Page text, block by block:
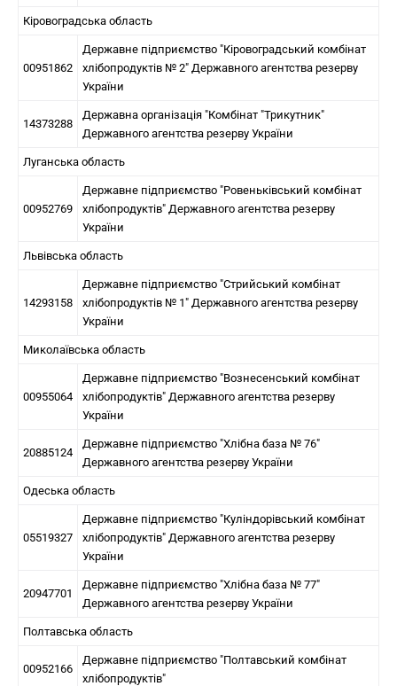
Кіровоградська область
00951862
Державне підприємство "Кіровоградський комбінат
хлібопродуктів № 2" Державного агентства резерву
України
14373288
Державна організація "Комбінат "Трикутник"
Державного агентства резерву України
Луганська область
00952769
Державне підприємство "Ровеньківський комбінат
хлібопродуктів" Державного агентства резерву
України
Львівська область
14293158
Державне підприємство "Стрийський комбінат
хлібопродуктів № 1" Державного агентства резерву
України
Миколаївська область
00955064
Державне підприємство "Вознесенський комбінат
хлібопродуктів" Державного агентства резерву
України
20885124
Державне підприємство "Хлібна база № 76"
Державного агентства резерву України
Одеська область
05519327
Державне підприємство "Куліндорівський комбінат
хлібопродуктів" Державного агентства резерву
України
20947701
Державне підприємство "Хлібна база № 77"
Державного агентства резерву України
Полтавська область
00952166
Державне підприємство "Полтавський комбінат
хлібопродуктів"